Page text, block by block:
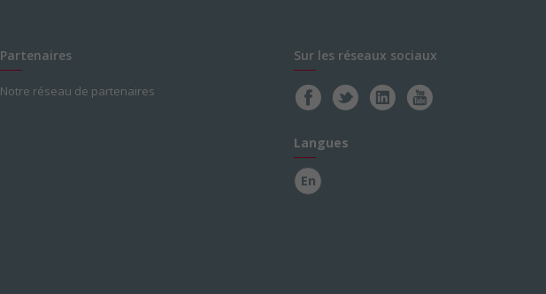
Partenaires
Notre réseau de partenaires
Sur les réseaux sociaux
Langues
En